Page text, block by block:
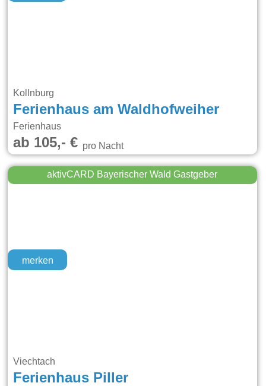
Kollnburg
Ferienhaus am Waldhofweiher
Ferienhaus
ab 105,- €pro Nacht
merken
aktivCARD Bayerischer Wald Gastgeber
Viechtach
Ferienhaus Piller